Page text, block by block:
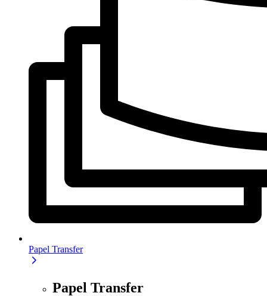
Papel Transfer
Papel Transfer